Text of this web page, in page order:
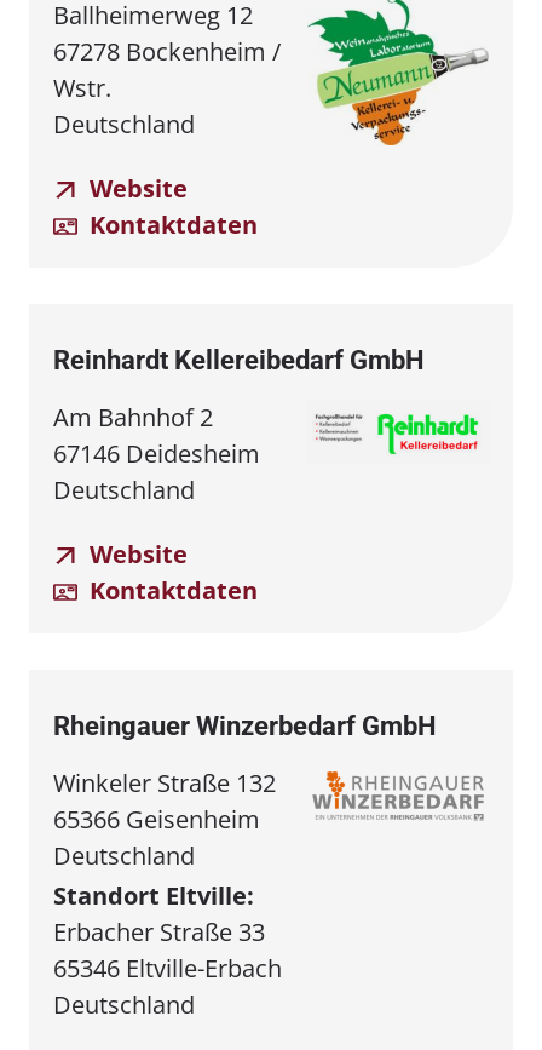
Ballheimerweg 12
67278 Bockenheim /
Wstr.
Deutschland
Website
Kontaktdaten
Reinhardt Kellereibedarf GmbH
Am Bahnhof 2
67146 Deidesheim
Deutschland
Website
Kontaktdaten
Rheingauer Winzerbedarf GmbH
Winkeler Straße 132
65366 Geisenheim
Deutschland
Standort Eltville:
Erbacher Straße 33
65346 Eltville-Erbach
Deutschland